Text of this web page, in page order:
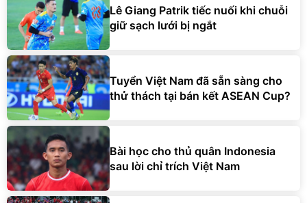
Lê Giang Patrik tiếc nuối khi chuỗi
giữ sạch lưới bị ngắt
Tuyển Việt Nam đã sẵn sàng cho
thử thách tại bán kết ASEAN Cup?
Bài học cho thủ quân Indonesia
sau lời chỉ trích Việt Nam